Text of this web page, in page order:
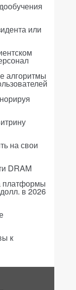
или
алгоритмы
на свои
DRAM
платформы
в 2026
к